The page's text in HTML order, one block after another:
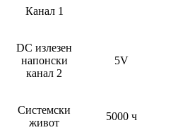
Канал 1
DC излезен
напонски
канал 2
5V
Системски
живот
5000 ч